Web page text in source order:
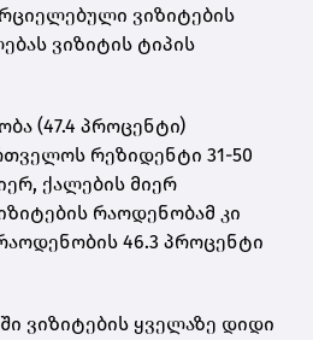
ვიზიტების
ვიზიტის ტიპის
(47.4 პროცენტი)
რეზიდენტი 31-50
ქალების მიერ
რაოდენობამ კი
46.3 პროცენტი
ვიზიტების ყველაზე დიდი